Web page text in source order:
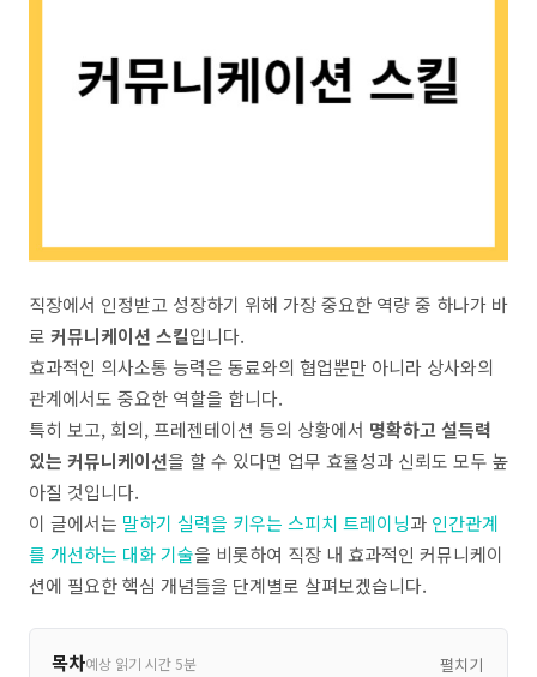
직장에서 인정받고 성장하기 위해 가장 중요한 역량 중 하나가 바
로 커뮤니케이션 스킬입니다.
효과적인 의사소통 능력은 동료와의 협업뿐만 아니라 상사와의
관계에서도 중요한 역할을 합니다.
특히 보고, 회의, 프레젠테이션 등의 상황에서 명확하고 설득력
있는 커뮤니케이션을 할 수 있다면 업무 효율성과 신뢰도 모두 높
아질 것입니다.
이 글에서는 말하기 실력을 키우는 스피치 트레이닝과 인간관계
를 개선하는 대화 기술을 비롯하여 직장 내 효과적인 커뮤니케이
션에 필요한 핵심 개념들을 단계별로 살펴보겠습니다.
목차예상 읽기 시간 5분 펼치기